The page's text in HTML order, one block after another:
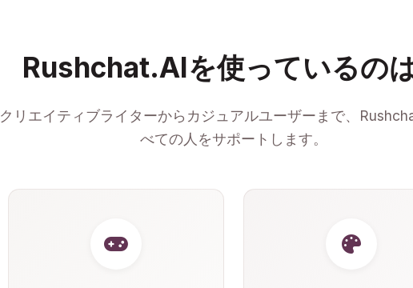
Rushchat.AIを使っているの
クリエイティブライターからカジュアルユーザーまで、
べての人をサポートします。